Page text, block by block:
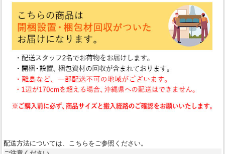
配送方法については、こちらをご参照ください。